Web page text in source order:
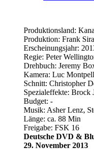
Produktionsland:
Produktion: Frank
Erscheinungsjahr:
Regie: Peter
Drehbuch: Jeremy
Kamera: Luc
Schnitt: Christopher
Spezialeffekte: Brock
Budget: -
Musik: Asher Lenz,
Länge: ca. 88 Min
Freigabe: FSK 16
Deutsche DVD &
29. November 2013